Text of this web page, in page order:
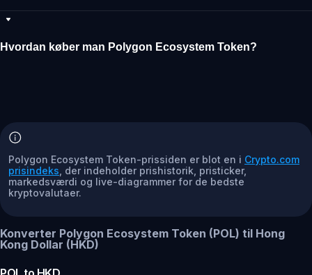
Hvordan køber man Polygon Ecosystem Token?
Polygon Ecosystem Token-prissiden er blot en i Crypto.com
prisindeks , der indeholder prishistorik, pristicker,
markedsværdi og live-diagrammer for de bedste
kryptovalutaer.
Konverter Polygon Ecosystem Token (POL) til Hong
Kong Dollar (HKD)